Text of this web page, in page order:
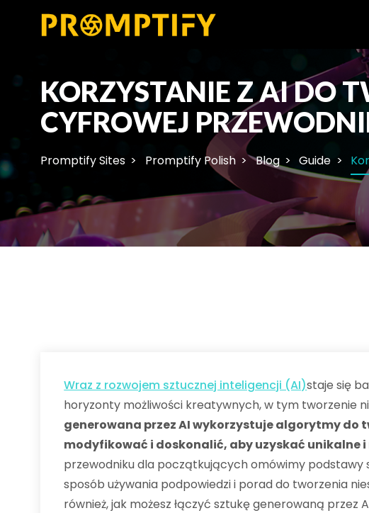
KORZYSTANIE Z AI DO
CYFROWEJ
Promptify Sites Promptify Polish Blog Guide
Wraz z rozwojem sztucznej inteligencji (AI)staje się
horyzonty możliwości kreatywnych, w tym tworzenie
generowana przez AI wykorzystuje algorytmy do
modyfikować i doskonalić, aby uzyskać unikalne
przewodniku dla początkujących omówimy podstawy
sposób używania podpowiedzi i porad do tworzenia
również, jak możesz łączyć sztukę generowaną przez